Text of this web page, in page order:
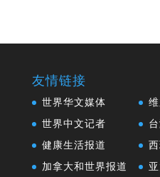
友情链接
世界华文媒体
世界中文记者
健康生活报道
加拿大和世界报道